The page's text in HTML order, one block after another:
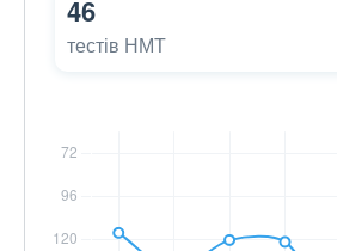
46
тестів НМТ